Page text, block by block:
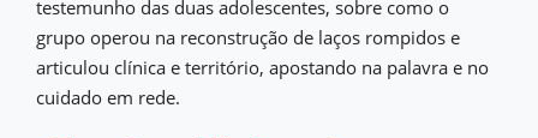
testemunho das duas adolescentes, sobre como o
grupo operou na reconstrução de laços rompidos e
articulou clínica e território, apostando na palavra e no
cuidado em rede.